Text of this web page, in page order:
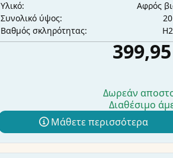
Υλικό:
Αφρός
Συνολικό ύψος:
Βαθμός σκληρότητας:
Δωρεάν
Διαθέσιμο
Μάθετε περισσότερα